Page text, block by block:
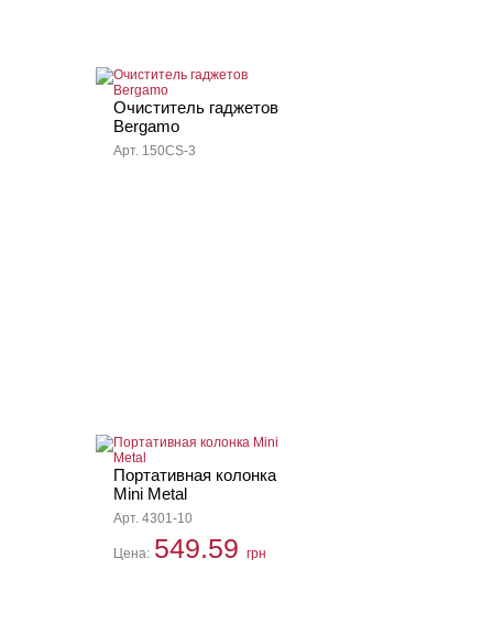
Очиститель гаджетов
Bergamo
Арт. 150CS-3
Портативная колонка
Mini Metal
Арт. 4301-10
Цена: 549.59 грн